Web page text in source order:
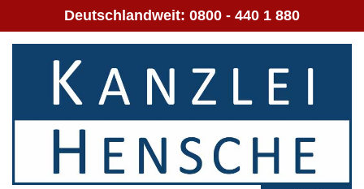
Deutschlandweit: 0800 - 440 1 880